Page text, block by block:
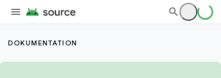
DOKUMENTATION